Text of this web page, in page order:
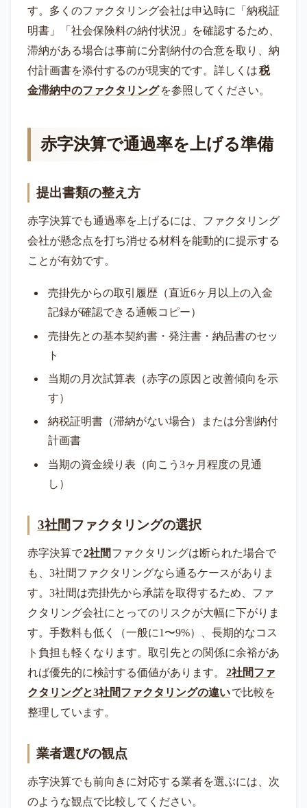
す。多くのファクタリング会社は申込時に「納税証
明書」「社会保険料の納付状況」を確認するため、
滞納がある場合は事前に分割納付の合意を取り、納
付計画書を添付するのが現実的です。詳しくは税
金滞納中のファクタリング を参照してください。
赤字決算で通過率を上げる準備
提出書類の整え方
赤字決算でも通過率を上げるには、ファクタリング
会社が懸念点を打ち消せる材料を能動的に提示する
ことが有効です。
売掛先からの取引履歴（直近6ヶ月以上の入金
記録が確認できる通帳コピー）
売掛先との基本契約書・発注書・納品書のセッ
ト
当期の月次試算表（赤字の原因と改善傾向を示
す）
納税証明書（滞納がない場合）または分割納付
計画書
当期の資金繰り表（向こう3ヶ月程度の見通
し）
3社間 ファクタリングの選択
赤字決算で2社間 ファクタリングは断られた場合で
も、3社間ファクタリングなら通るケースがありま
す。3社間は売掛先から承諾を取得するため、ファ
クタリング会社にとってのリスクが大幅に下がりま
す。手数料も低く（一般に1〜9%）、長期的なコス
ト負担も軽くなります。取引先との関係に余裕があ
れば優先的に検討する価値があります。
2社間ファ
クタリングと3社間ファクタリングの違いで比較を
整理しています。
業者選びの観点
赤字決算でも前向きに対応する業者を選ぶには、次
のような観点で比較してください。